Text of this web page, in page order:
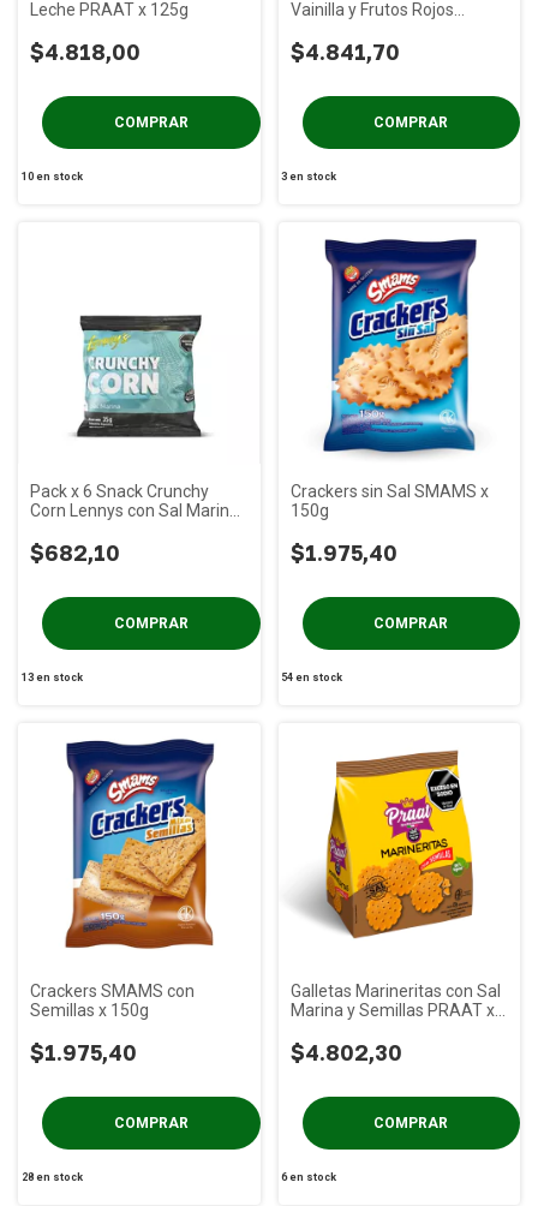
Leche PRAAT x 125g
$4.818,00
10en stock
Vainilla y Frutos Rojos
$4.841,70
3 en stock
Pack x 6 Snack Crunchy
Corn Lennys con Sal Marina
$682,10
13en stock
Crackers sin Sal SMAMS x
150g
$1.975,40
54 en stock
Crackers SMAMS con
Semillas x 150g
$1.975,40
28en stock
Galletas Marineritas con Sal
Marina y Semillas PRAAT x
$4.802,30
6en stock